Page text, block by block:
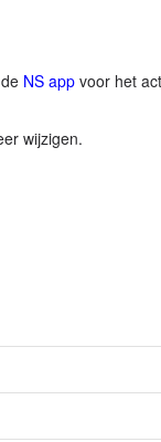
NS app voor het
wijzigen.